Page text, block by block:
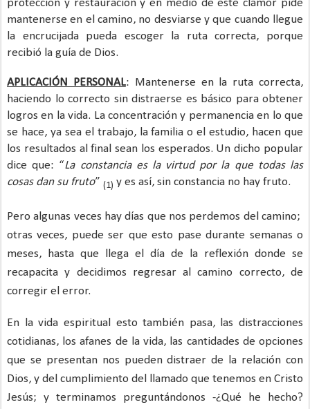
protección y restauración y en medio de este clamor pide
mantenerse en el camino, no desviarse y que cuando llegue
la encrucijada pueda escoger la ruta correcta, porque
recibió la guía de Dios.
APLICACIÓN PERSONAL: Mantenerse en la ruta correcta,
haciendo lo correcto sin distraerse es básico para obtener
logros en la vida. La concentración y permanencia en lo que
se hace, ya sea el trabajo, la familia o el estudio, hacen que
los resultados al final sean los esperados. Un dicho popular
dice que: “La constancia es la virtud por la que todas las
cosas dan su fruto” (1) y es así, sin constancia no hay fruto.
Pero algunas veces hay días que nos perdemos del camino;
otras veces, puede ser que esto pase durante semanas o
meses, hasta que llega el día de la reflexión donde se
recapacita y decidimos regresar al camino correcto, de
corregir el error.
En la vida espiritual esto también pasa, las distracciones
cotidianas, los afanes de la vida, las cantidades de opciones
que se presentan nos pueden distraer de la relación con
Dios, y del cumplimiento del llamado que tenemos en Cristo
Jesús; y terminamos preguntándonos -¿Qué he hecho?